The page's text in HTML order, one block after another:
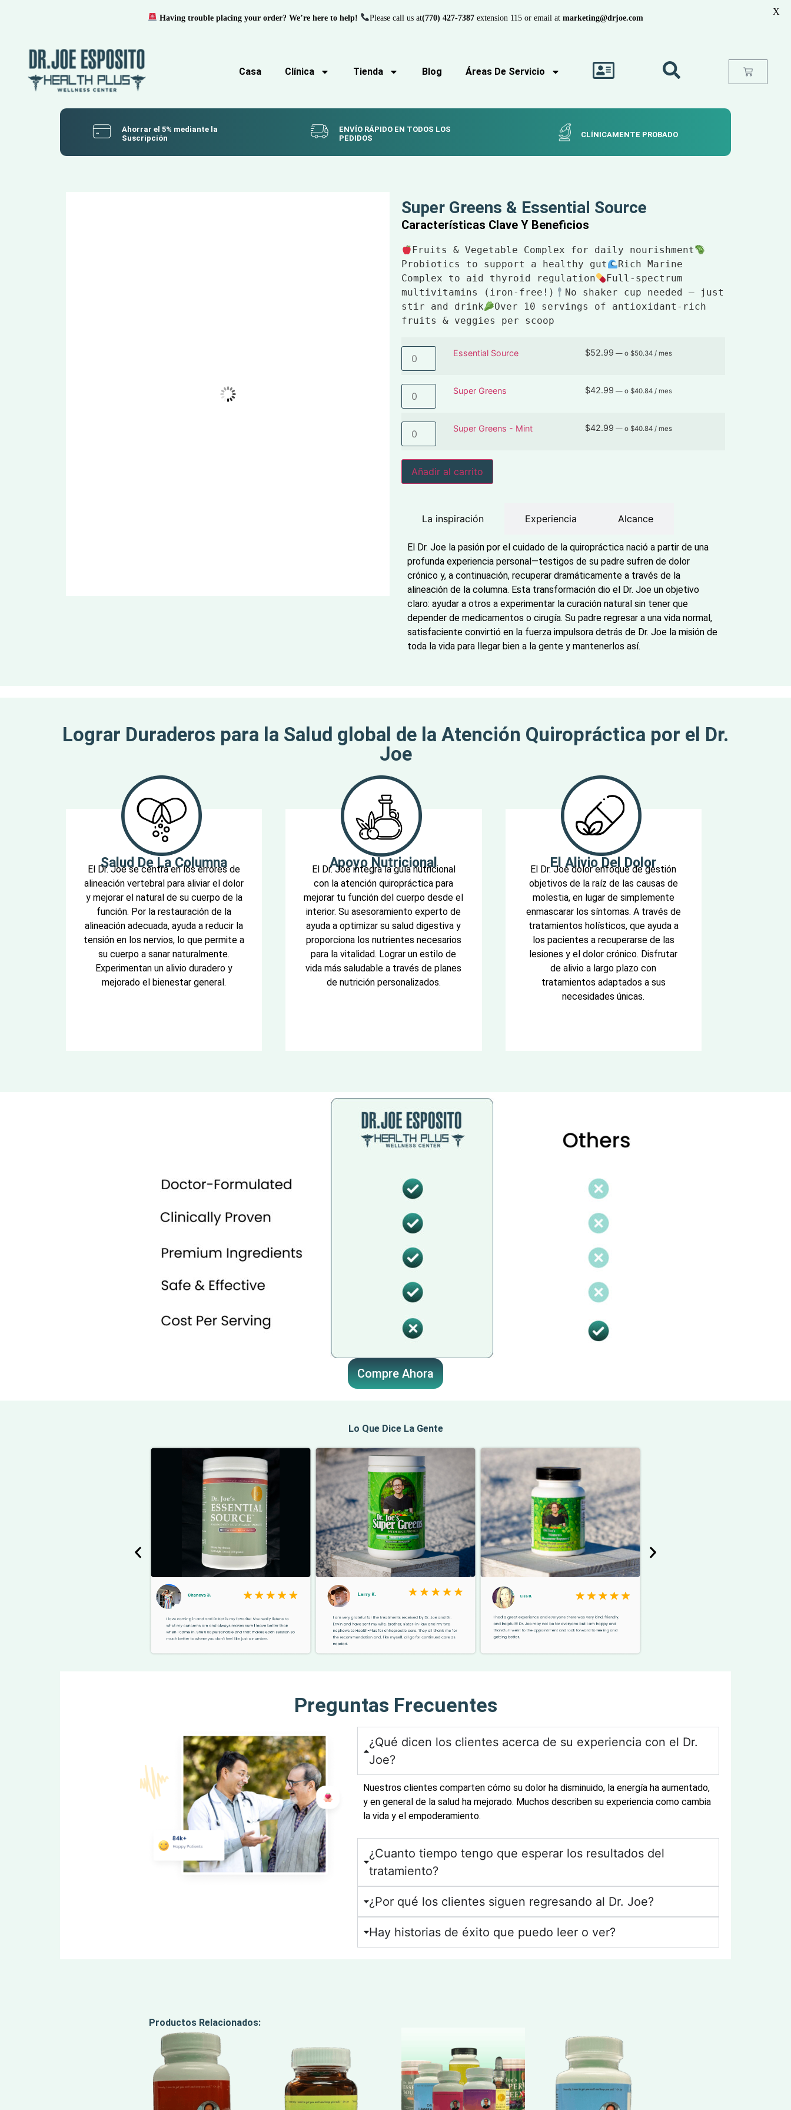
Casa Clínica Tienda Blog Áreas De Servicio
Ahorrar el 5% mediante la
Suscripción
ENVÍO RÁPIDO EN TODOS LOS
PEDIDOS
CLÍNICAMENTE PROBADO
Super Greens & Essential Source
Características Clave Y Beneficios
Fruits & Vegetable Complex for daily nourishment
Probiotics to support a healthy gut
Rich Marine
Complex to aid thyroid regulation
Full-spectrum
multivitamins (iron-free!)
No shaker cup needed — just
stir and drink
Over 10 servings of antioxidant-rich
fruits & veggies per scoop
Essential Source $52.99 — o $50.34 / mes
Super Greens $42.99 — o $40.84 / mes
Super Greens - Mint $42.99 — o $40.84 / mes
Añadir al carrito
La inspiración Experiencia Alcance
El Dr. Joe la pasión por el cuidado de la quiropráctica nació a partir de una
profunda experiencia personal—testigos de su padre sufren de dolor
crónico y, a continuación, recuperar dramáticamente a través de la
alineación de la columna. Esta transformación dio el Dr. Joe un objetivo
claro: ayudar a otros a experimentar la curación natural sin tener que
depender de medicamentos o cirugía. Su padre regresar a una vida normal,
satisfaciente convirtió en la fuerza impulsora detrás de Dr. Joe la misión de
toda la vida para llegar bien a la gente y mantenerlos así.
Lograr Duraderos para la Salud global de la Atención Quiropráctica por el Dr.
Joe
Salud De La Columna
El Dr. Joe se centra en los errores de
alineación vertebral para aliviar el dolor
y mejorar el natural de su cuerpo de la
función. Por la restauración de la
alineación adecuada, ayuda a reducir la
tensión en los nervios, lo que permite a
su cuerpo a sanar naturalmente.
Experimentan un alivio duradero y
mejorado el bienestar general.
Apoyo Nutricional
El Dr. Joe integra la guía nutricional
con la atención quiropráctica para
mejorar tu función del cuerpo desde el
interior. Su asesoramiento experto de
ayuda a optimizar su salud digestiva y
proporciona los nutrientes necesarios
para la vitalidad. Lograr un estilo de
vida más saludable a través de planes
de nutrición personalizados.
El Alivio Del Dolor
El Dr. Joe dolor enfoque de gestión
objetivos de la raíz de las causas de
molestia, en lugar de simplemente
enmascarar los síntomas. A través de
tratamientos holísticos, que ayuda a
los pacientes a recuperarse de las
lesiones y el dolor crónico. Disfrutar
de alivio a largo plazo con
tratamientos adaptados a sus
necesidades únicas.
Compre Ahora
Lo Que Dice La Gente
Preguntas Frecuentes
¿Qué dicen los clientes acerca de su experiencia con el Dr.
Joe?
Nuestros clientes comparten cómo su dolor ha disminuido, la energía ha aumentado,
y en general de la salud ha mejorado. Muchos describen su experiencia como cambia
la vida y el empoderamiento.
¿Cuanto tiempo tengo que esperar los resultados del
tratamiento?
¿Por qué los clientes siguen regresando al Dr. Joe?
Hay historias de éxito que puedo leer o ver?
Productos Relacionados:
Having trouble placing your order? We’re here to help! Please call us at(770) 427-7387extension 115 or email at marketing@drjoe.com
X